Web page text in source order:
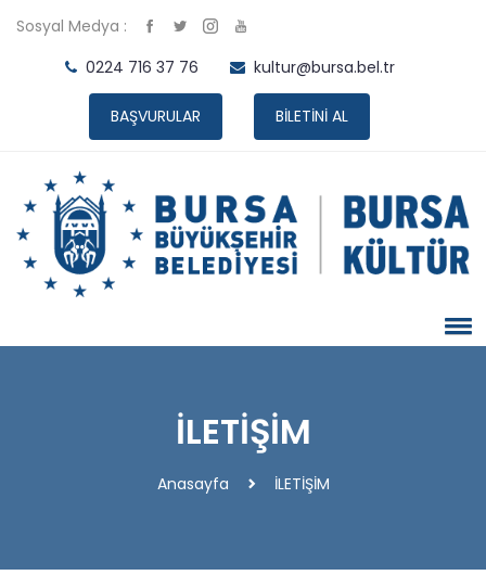
Sosyal Medya :
0224 716 37 76
kultur@bursa.bel.tr
BAŞVURULAR BİLETİNİ AL
İLETİŞİM
Anasayfa İLETİŞİM